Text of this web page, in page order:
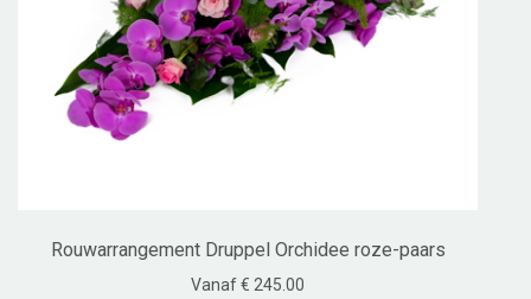
Rouwarrangement Druppel Orchidee roze-paars
Vanaf € 245.00